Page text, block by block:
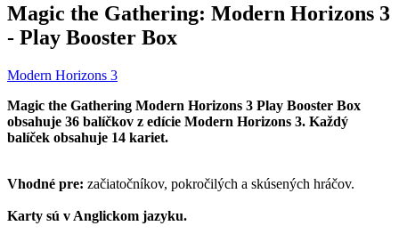
Magic the Gathering: Modern Horizons 3
- Play Booster Box
Modern Horizons 3
Magic the Gathering Modern Horizons 3 Play Booster Box
obsahuje 36 balíčkov z edície Modern Horizons 3. Každý
balíček obsahuje 14 kariet.
Vhodné pre: začiatočníkov, pokročilých a skúsených hráčov.
Karty sú v Anglickom jazyku.